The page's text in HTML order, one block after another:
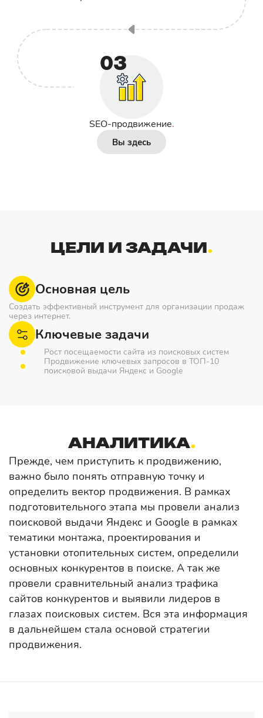
SEO-продвижение
Вы здесь
03
ЦЕЛИ И ЗАДАЧИ
Основная цель
Создать эффективный инструмент для организации продаж
через интернет.
Ключевые задачи
Рост посещаемости сайта из поисковых систем
Продвижение ключевых запросов в ТОП-10
поисковой выдачи Яндекс и Google
АНАЛИТИКА
Прежде, чем приступить к продвижению,
важно было понять отправную точку и
определить вектор продвижения. В рамках
подготовительного этапа мы провели анализ
поисковой выдачи Яндекс и Google в рамках
тематики монтажа, проектирования и
установки отопительных систем, определили
основных конкурентов в поиске. А так же
провели сравнительный анализ трафика
сайтов конкурентов и выявили лидеров в
глазах поисковых систем. Вся эта информация
в дальнейшем стала основой стратегии
продвижения.